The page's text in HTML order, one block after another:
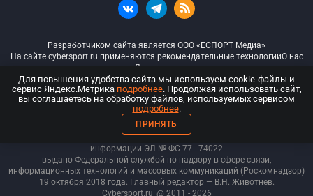
Разработчиком сайта является ООО «ЕСПОРТ Медиа»
На сайте cybersport.ru применяются рекомендательные технологииО нас
Документы
© ООО «Киберспорт.ру» — Все права защищены
18+
ООО «Киберспорт.ру». Свидетельство о регистрации средств массовой
информации ЭЛ № ФС 77 - 74022
выдано Федеральной службой по надзору в сфере связи,
информационных технологий и массовых коммуникаций (Роскомнадзор)
19 октября 2018 года. Главный редактор — В.Н. Животнев.
Cybersport.ru @ 2011 - 2026
Для повышения удобства сайта мы используем cookie-файлы и
сервис Яндекс.Метрика подробнее. Продолжая использовать сайт,
вы соглашаетесь на обработку файлов, используемых сервисом
подробнее.
ПРИНЯТЬ